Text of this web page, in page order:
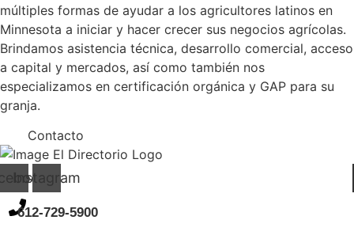
múltiples formas de ayudar a los agricultores latinos en
Minnesota a iniciar y hacer crecer sus negocios agrícolas.
Brindamos asistencia técnica, desarrollo comercial, acceso
a capital y mercados, así como también nos
especializamos en certificación orgánica y GAP para su
granja.
Contacto
Instagram
612-729-5900